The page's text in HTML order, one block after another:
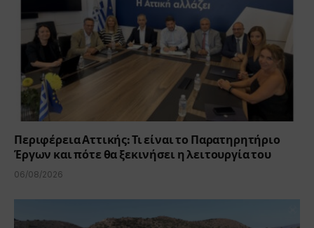
Περιφέρεια Αττικής: Τι είναι το Παρατηρητήριο
Έργων και πότε θα ξεκινήσει η λειτουργία του
06/08/2026